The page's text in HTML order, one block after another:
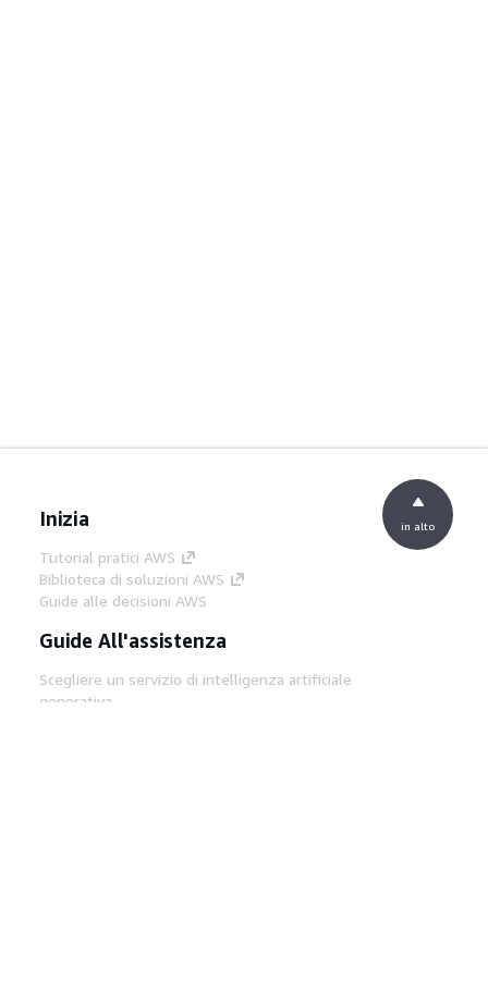
Inizia
Tutorial pratici AWS
Biblioteca di soluzioni AWS
Guide alle decisioni AWS
Guide All'assistenza
Scegliere un servizio di intelligenza artificiale
generativa
in alto